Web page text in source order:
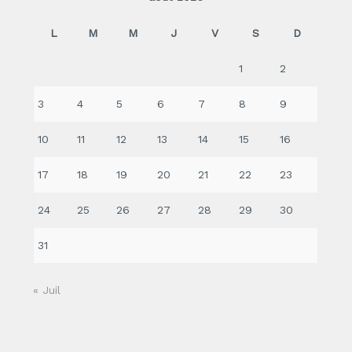
L M M J V S D
1 2
3 4 5 6 7 8 9
10 11 12 13 14 15 16
17 18 19 20 21 22 23
24 25 26 27 28 29 30
31
« Juil